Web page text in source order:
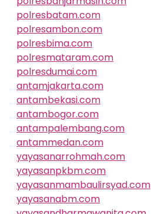
polresbatam.com
polresambon.com
polresbima.com
polresmataram.com
polresdumai.com
antamjakarta.com
antambekasi.com
antambogor.com
antampalembang.com
antammedan.com
yayasanarrohmah.com
yayasanpkbm.com
yayasanmambaulirsyad.com
yayasanabm.com